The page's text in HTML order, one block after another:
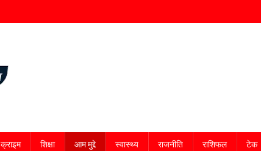
क्राइम शिक्षा आम मुद्दे स्वास्थ्य राजनीति राशिफल टेक